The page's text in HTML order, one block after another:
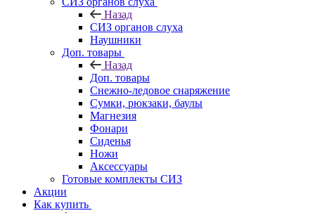
Назад
СИЗ органов слуха
Наушники
Доп. товары
Назад
Доп. товары
Снежно-ледовое снаряжение
Сумки, рюкзаки, баулы
Магнезия
Фонари
Сиденья
Ножи
Аксессуары
Готовые комплекты СИЗ
Акции
Как купить